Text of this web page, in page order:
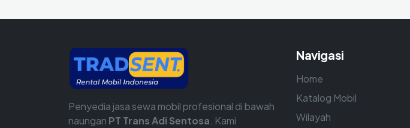
Penyedia jasa sewa mobil profesional di bawah
naungan PT Trans Adi Sentosa. Kami
Navigasi
Home
Katalog Mobil
Wilayah